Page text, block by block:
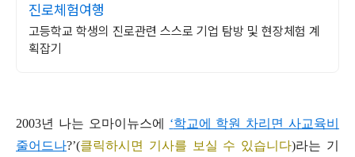
진로체험여행
고등학교 학생의 진로관련 스스로 기업 탐방 및 현장체험 계
획잡기
2003년 나는 오마이뉴스에 ‘학교에 학원 차리면 사교육비
줄어드나?’(클릭하시면 기사를 보실 수 있습니다)라는 기